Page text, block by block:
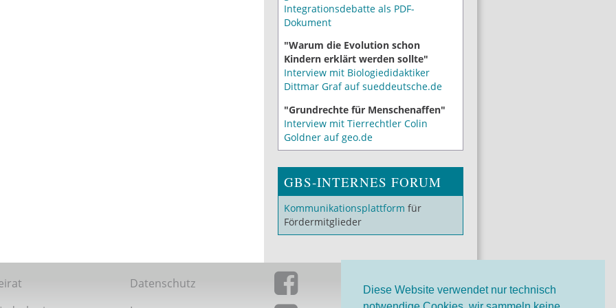
Diese Website verwendet nur technisch
Integrationsdebatte als PDF-
Dokument
"Warum die Evolution schon
Kindern erklärt werden sollte"
Interview mit Biologiedidaktiker
Dittmar Graf auf sueddeutsche.de
"Grundrechte für Menschenaffen"
Interview mit Tierrechtler Colin
Goldner auf geo.de
GBS-INTERNES FORUM
Kommunikationsplattform für
Fördermitglieder
Datenschutz